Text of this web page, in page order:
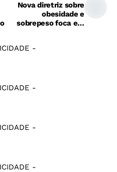
Nova diretriz sobre
obesidade e
sobrepeso foca em
-
-
-
-